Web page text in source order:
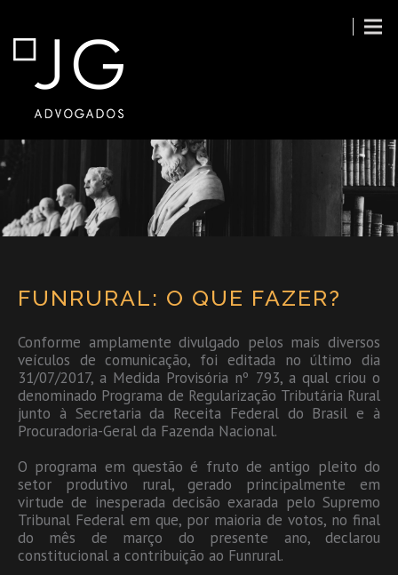
FUNRURAL: O QUE FAZER?
Conforme amplamente divulgado pelos mais diversos
veículos de comunicação, foi editada no último dia
31/07/2017, a Medida Provisória nº 793, a qual criou o
denominado Programa de Regularização Tributária Rural
junto à Secretaria da Receita Federal do Brasil e à
Procuradoria-Geral da Fazenda Nacional.
O programa em questão é fruto de antigo pleito do
setor produtivo rural, gerado principalmente em
virtude de inesperada decisão exarada pelo Supremo
Tribunal Federal em que, por maioria de votos, no final
do mês de março do presente ano, declarou
constitucional a contribuição ao Funrural.